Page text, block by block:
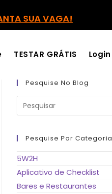
SUA VAGA!
TESTAR GRÁTIS Login
Pesquise No Blog
Pesquise Por Categoria
5W2H
Aplicativo de Checklist
Bares e Restaurantes